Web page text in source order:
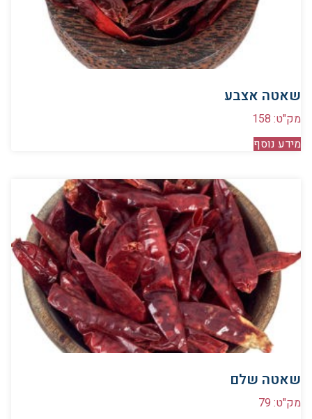
שאטה אצבע
מק"ט: 158
מידע נוסף
שאטה שלם
מק"ט: 79